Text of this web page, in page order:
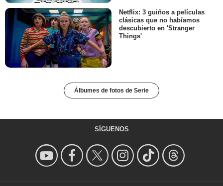
Netflix: 3 guiños a películas
clásicas que no habíamos
descubierto en 'Stranger
Things'
Álbumes de fotos de Serie
SÍGUENOS